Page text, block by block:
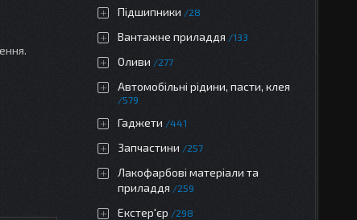
Підшипники 28
Вантажне приладдя 133
Оливи 277
Автомобільні рідини, пасти, клея
579
Гаджети 441
Запчастини 257
Лакофарбові матеріали та
приладдя
259
Екстер'єр 298